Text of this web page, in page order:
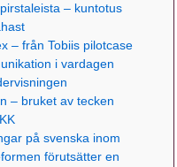
– kuntotus
– från Tobiis pilotcase
i vardagen
– bruket av tecken
på svenska inom
förutsätter en